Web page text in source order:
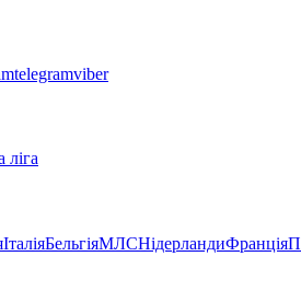
telegramviber
ліга
ІталіяБельгіяМЛСНідерландиФранція